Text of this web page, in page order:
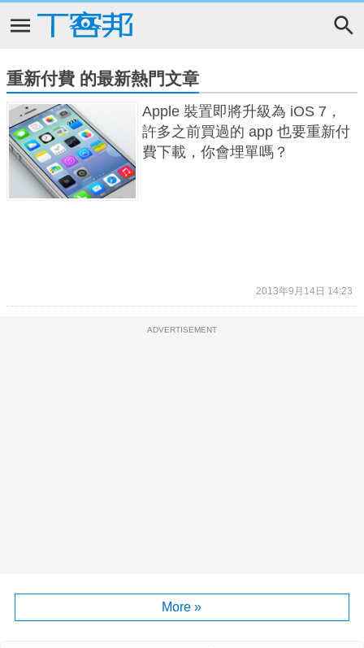
重新付費 的最新熱門文章
Apple 裝置即將升級為 iOS 7，
許多之前買過的 app 也要重新付
費下載，你會埋單嗎？
2013年9月14日 14:23
ADVERTISEMENT
More »